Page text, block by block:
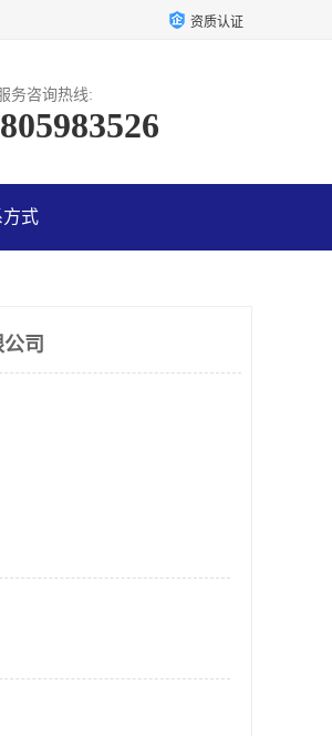
资质认证
务咨询热线:
式
司